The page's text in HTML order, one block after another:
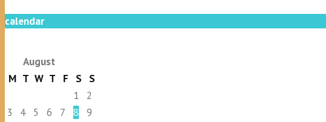
calendar
August
M T W T F S
S
1
2
3
4 5 6 7 8
9